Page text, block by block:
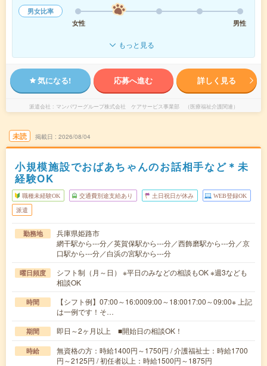
男女比率
女性
男性
もっと見る
気になる! 応募へ進む 詳しく見る
派遣会社 マンパワーグループ株式会社 ケアサービス事業部 （医療福祉介護関連）
未読 掲載日 2026/08/04
小規模施設でおばあちゃんのお話相手など＊未
経験OK
職種未経験OK 交通費別途支給あり 土日祝日が休み WEB登録OK
派遣
勤務地
兵庫県姫路市
網干駅から---分／英賀保駅から---分／西飾磨駅から---分／京
口駅から---分／白浜の宮駅から---分
曜日頻度
シフト制（月～日） ※平日のみなどの相談もOK ※週3なども
相談OK
時間
【シフト例】07:00～16:0009:00～18:0017:00～09:00※ 上記
は一例です！そ…
期間 即日～2ヶ月以上 ■開始日の相談OK！
時給
無資格の方：時給1400円～1750円 / 介護福祉士：時給1700
円～2125円 / 初任者以上：時給1500円～1875円